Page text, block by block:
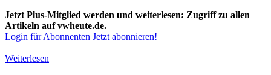
Jetzt Plus-Mitglied werden und weiterlesen: Zugriff zu allen
Artikeln auf vwheute.de.
Login für Abonnenten Jetzt abonnieren!
Weiterlesen